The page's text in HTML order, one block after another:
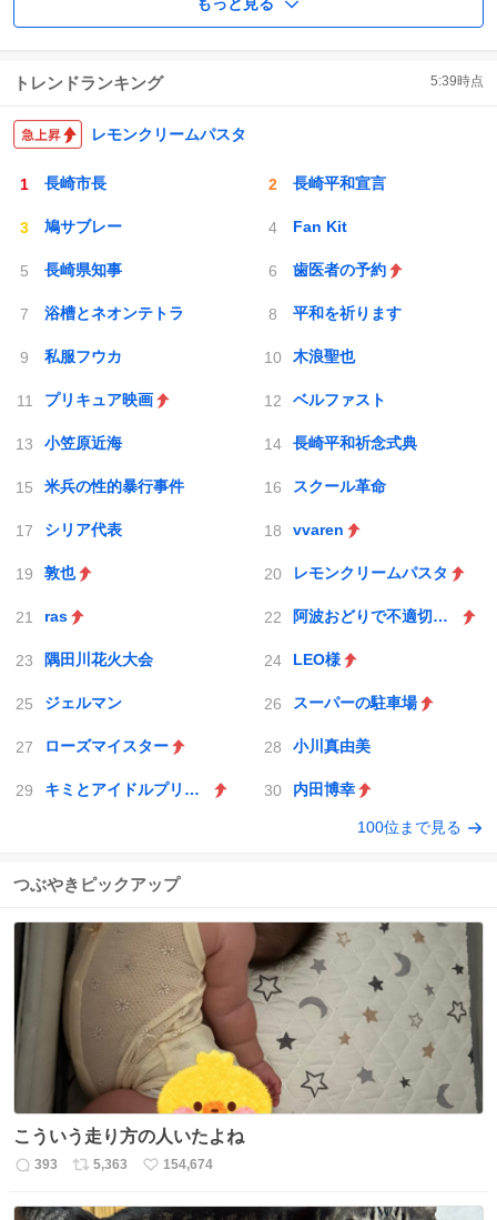
トレンドランキング 5:39時点
レモンクリームパスタ
長崎市長 長崎平和宣言
鳩サブレー Fan Kit
長崎県知事 歯医者の予約
浴槽とネオンテトラ 平和を祈ります
私服フウカ 木浪聖也
プリキュア映画 ベルファスト
小笠原近海 長崎平和祈念式典
米兵の性的暴行事件 スクール革命
シリア代表 vvaren
敦也 レモンクリームパスタ
ras 阿波おどりで不適切な動画
隅田川花火大会 LEO様
ジェルマン スーパーの駐車場
ローズマイスター 小川真由美
キミとアイドルプリキュア♪ 内田博幸
100位まで見る
つぶやきピックアップ
こういう走り方の人いたよね
返
393
リ
5,363
い
154,674